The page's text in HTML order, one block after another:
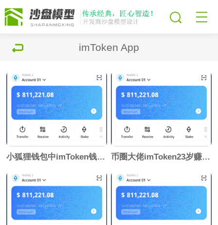
imToken App
小狐狸钱包中imToken钱包下载文版下载地址 币圈大佬imToken23岁赚一个亿